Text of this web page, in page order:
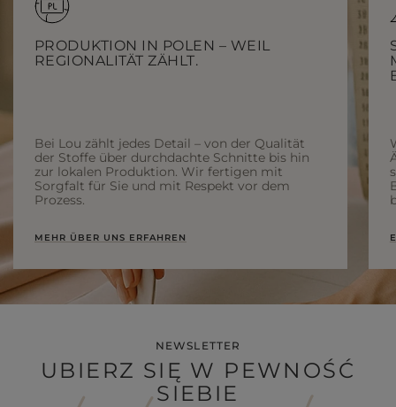
PRODUKTION IN POLEN – WEIL
REGIONALITÄT ZÄHLT.
Bei Lou zählt jedes Detail – von der Qualität
der Stoffe über durchdachte Schnitte bis hin
zur lokalen Produktion. Wir fertigen mit
Sorgfalt für Sie und mit Respekt vor dem
Prozess.
MEHR ÜBER UNS ERFAHREN
NEWSLETTER
UBIERZ SIĘ W PEWNOŚĆ
SIEBIE